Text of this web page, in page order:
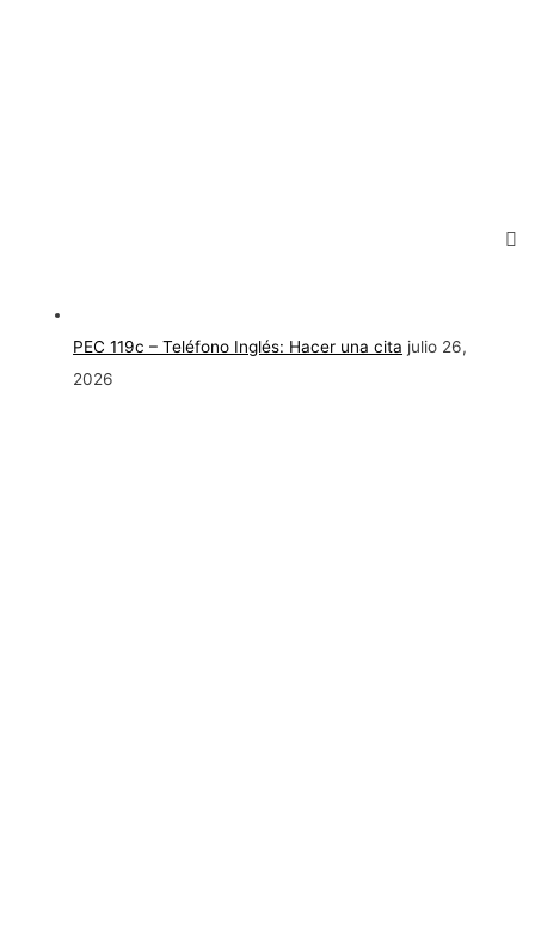
PEC 119c – Teléfono Inglés: Hacer una cita julio 26,
2026